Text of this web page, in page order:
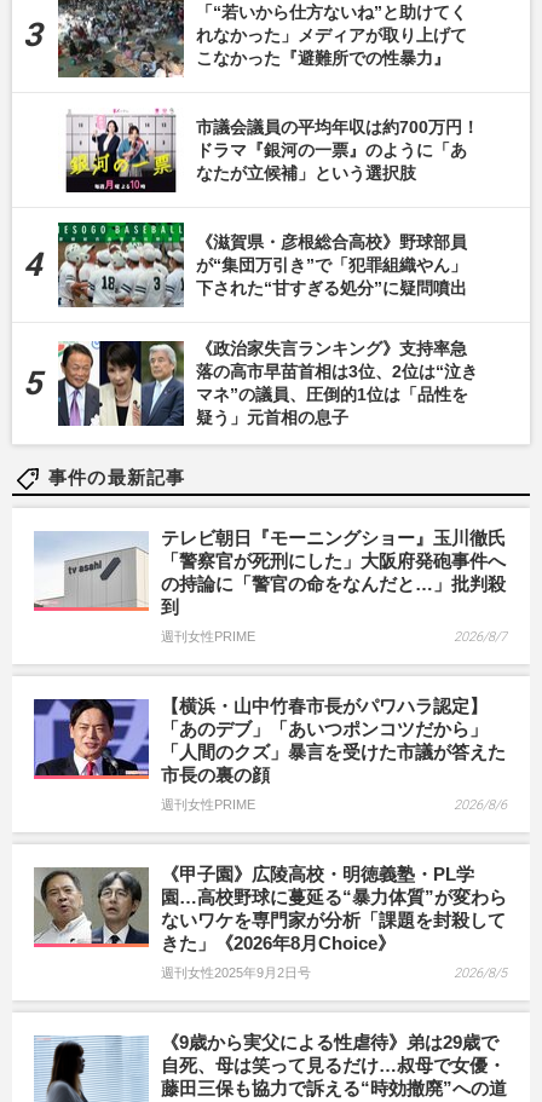
「“若いから仕方ないね”と助けてく
れなかった」メディアが取り上げて
こなかった『避難所での性暴力』
市議会議員の平均年収は約700万円！
ドラマ『銀河の一票』のように「あ
なたが立候補」という選択肢
《滋賀県・彦根総合高校》野球部員
が“集団万引き”で「犯罪組織やん」
下された“甘すぎる処分”に疑問噴出
《政治家失言ランキング》支持率急
落の高市早苗首相は3位、2位は“泣き
マネ”の議員、圧倒的1位は「品性を
疑う」元首相の息子
事件の最新記事
テレビ朝日『モーニングショー』玉川徹氏
「警察官が死刑にした」大阪府発砲事件へ
の持論に「警官の命をなんだと…」批判殺
到
週刊女性PRIME 2026/8/7
【横浜・山中竹春市長がパワハラ認定】
「あのデブ」「あいつポンコツだから」
「人間のクズ」暴言を受けた市議が答えた
市長の裏の顔
週刊女性PRIME 2026/8/6
《甲子園》広陵高校・明徳義塾・PL学
園…高校野球に蔓延る“暴力体質”が変わら
ないワケを専門家が分析「課題を封殺して
きた」《2026年8月Choice》
週刊女性2025年9月2日号 2026/8/5
《9歳から実父による性虐待》弟は29歳で
自死、母は笑って見るだけ…叔母で女優・
藤田三保も協力で訴える“時効撤廃”への道